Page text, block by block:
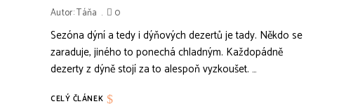
Autor:Táňa 0
Sezóna dýní a tedy i dýňových dezertů je tady. Někdo se
zaraduje, jiného to ponechá chladným. Každopádně
dezerty z dýně stojí za to alespoň vyzkoušet. …
CELÝ ČLÁNEK